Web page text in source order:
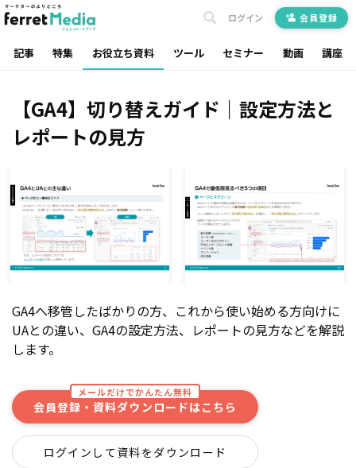
記事 特集 お役立ち資料 ツール セミナー 動画 講座
ログイン 会員登録
【GA4】切り替えガイド｜設定方法と
レポートの見方
GA4へ移管したばかりの方、これから使い始める方向けに
UAとの違い、GA4の設定方法、レポートの見方などを解説
します。
メールだけでかんたん無料
会員登録・資料ダウンロードはこちら
ログインして資料をダウンロード